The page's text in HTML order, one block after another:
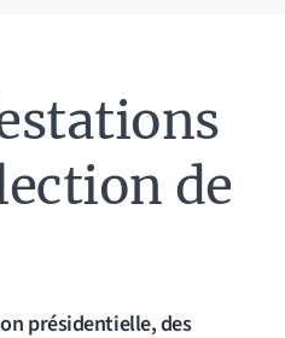
de
présidentielle, des